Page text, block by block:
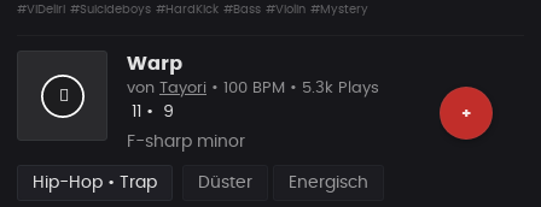
#ViDeliri #Suicideboys #HardKick #Bass #Violin #Mystery
Warp
+
von Tayori • 100 BPM • 5.3k Plays
Likes
• Vorgeschlagen
9
F-sharp minor
Hip-Hop • Trap Düster Energisch